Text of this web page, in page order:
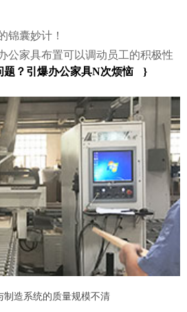
锦囊妙计！
公家具布置可以调动员工的积极性
题？引爆办公家具N次烦恼 }
制造系统的质量规模不清